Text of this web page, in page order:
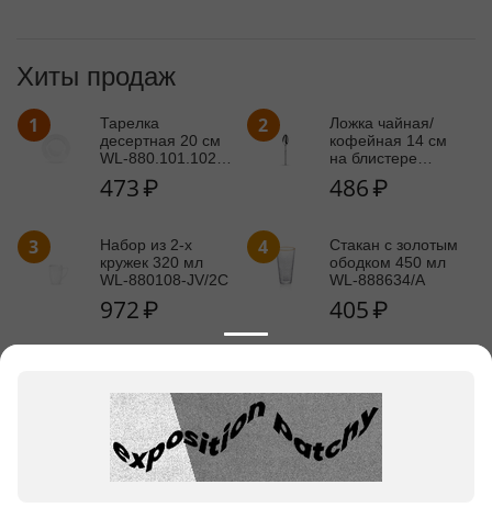
Хиты продаж
1
Тарелка
десертная 20 см
WL‑880.101.102/A
473₽
2
Ложка чайная/
кофейная 14 см
на блистере
486₽
3
Набор из 2-х
кружек 320 мл
WL‑880108‑JV/2C
972₽
4
Стакан с золотым
ободком 450 мл
WL‑888634/A
405₽
WL‑888104/2C
2 430₽